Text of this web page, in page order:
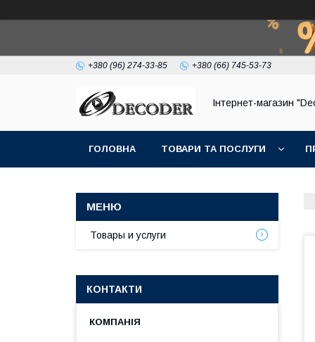
+380 (96) 274-33-85 +380 (66) 745-53-73
Інтернет-магазин
ГОЛОВНА ТОВАРИ ТА ПОСЛУГИ
Товары и услуги
КОНТАКТИ